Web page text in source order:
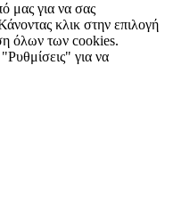
μας για να σας
κλικ στην επιλογή
όλων των cookies.
για να